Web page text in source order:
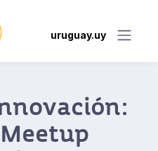
uruguay.uy
TIC a
impulsa